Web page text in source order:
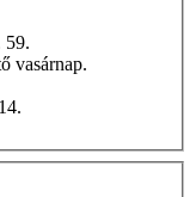
59.
vasárnap.
14.